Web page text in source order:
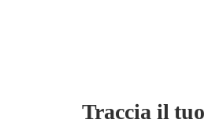
Traccia il